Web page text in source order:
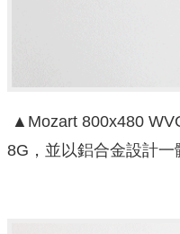
▲Mozart 800x480
8G，並以鋁合金設計一